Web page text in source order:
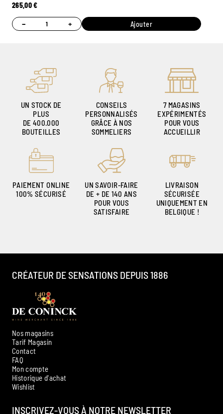
265,00€
− + Ajouter
UN STOCK DE
PLUS
DE 400.000
BOUTEILLES
CONSEILS
PERSONNALISÉS
GRÂCE À NOS
SOMMELIERS
7 MAGASINS
EXPÉRIMENTÉS
POUR VOUS
ACCUEILLIR
PAIEMENT ONLINE
100% SÉCURISÉ
UN SAVOIR-FAIRE
DE + DE 140 ANS
POUR VOUS
SATISFAIRE
LIVRAISON
SÉCURISÉE
UNIQUEMENT EN
BELGIQUE !
Nos magasins
Tarif Magasin
Contact
FAQ
Mon compte
Historique d'achat
Wishlist
INSCRIVEZ-VOUS À NOTRE NEWSLETTER
CRÉATEUR DE SENSATIONS DEPUIS 1886